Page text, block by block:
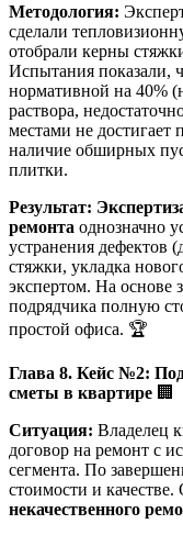
Методология:
сделали
отобрали керны
Испытания показали,
нормативной на 40%
раствора,
местами не достигает
наличие обширных
плитки.
Результат:
ремонта однозначно
устранения дефектов
стяжки, укладка
экспертом. На основе
подрядчика полную
простой офиса. 🏆
Глава 8. Кейс №2:
сметы в квартире 🏢
Ситуация: Владелец
договор на ремонт с
сегмента. По
стоимости и качестве.
некачественного